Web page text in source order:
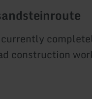
construction